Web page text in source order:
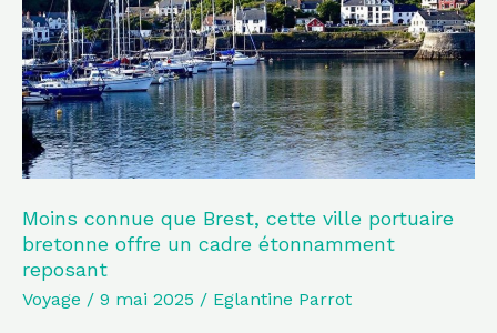
Moins connue que Brest, cette ville portuaire
bretonne offre un cadre étonnamment
reposant
Voyage / 9 mai 2025 / Eglantine Parrot
cette
ville
portuaire
bretonne
offre
un
cadre
étonnamment
reposant